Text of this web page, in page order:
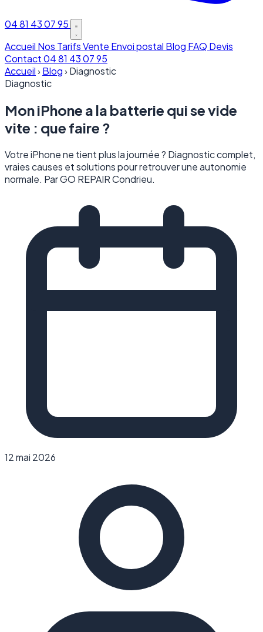
04 81 43 07 95
Accueil Nos TarifsVente Envoi postal Blog FAQ Devis
Contact04 81 43 07 95
Accueil› Blog› Diagnostic
Diagnostic
Mon iPhone a la batterie qui se vide
vite : que faire ?
Votre iPhone ne tient plus la journée ? Diagnostic complet,
vraies causes et solutions pour retrouver une autonomie
normale. Par GO REPAIR Condrieu.
12 mai 2026